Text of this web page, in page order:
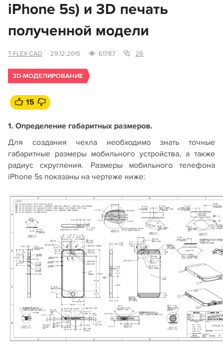
iPhone 5s) и 3D печать
полученной модели
T-FLEX CAD 29.12.2015 61787 26
3D-МОДЕЛИРОВАНИЕ
15
1. Определение габаритных размеров.
Для создания чехла необходимо знать точные
габаритные размеры мобильного устройства, а также
радиус скругления. Размеры мобильного телефона
iPhone 5s показаны на чертеже ниже: